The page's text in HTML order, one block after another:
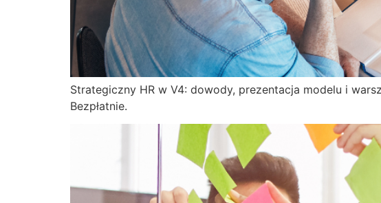
Strategiczny HR w V4: dowody, prezentacja modelu i
Bezpłatnie.